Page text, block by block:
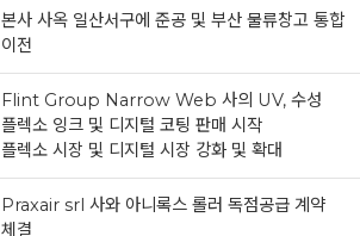
본사 사옥 일산서구에 준공 및 부산 물류창고 통합
이전
Flint Group Narrow Web 사의 UV, 수성
플렉소 잉크 및 디지털 코팅 판매 시작
플렉소 시장 및 디지털 시장 강화 및 확대
Praxair srl 사와 아니록스 롤러 독점공급 계약
체결